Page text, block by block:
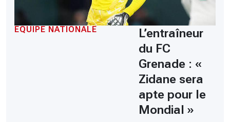
EQUIPE NATIONALE
L’entraîneur
du FC
Grenade : «
Zidane sera
apte pour le
Mondial »